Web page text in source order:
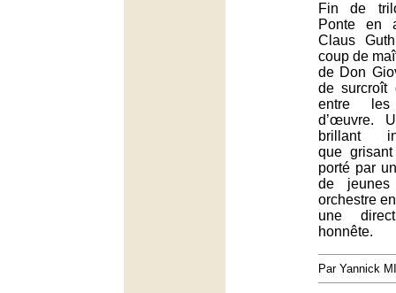
Fin de
Ponte en
Claus
coup de
de Don
de surcroît
entre
d’œuvre.
brillant
que
porté par
de jeunes
orchestre
une
honnête.
Par Yannick